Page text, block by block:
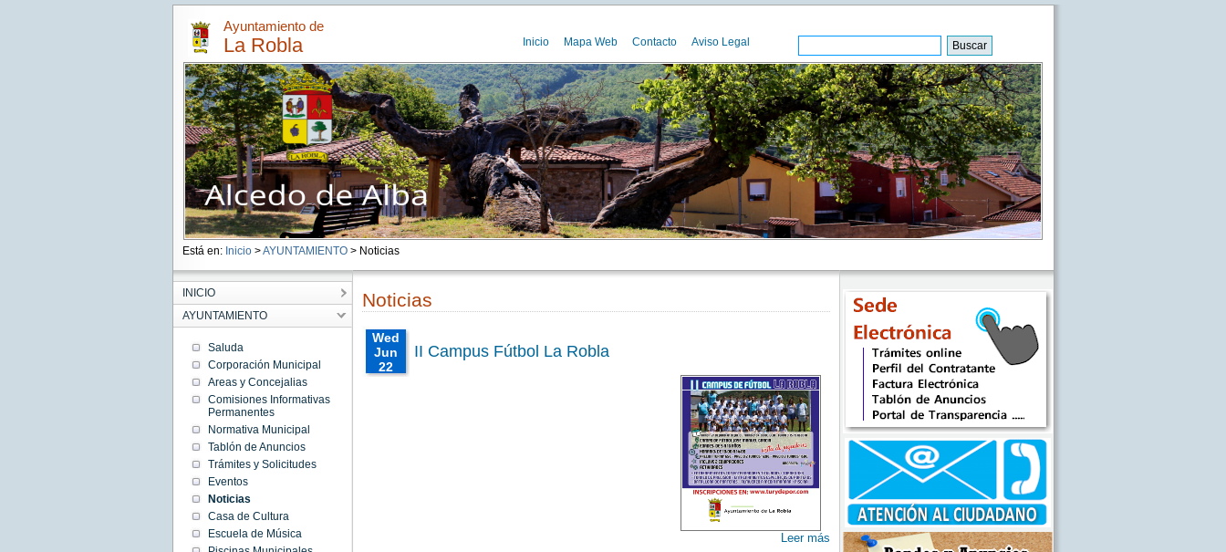
Ayuntamiento de
La Robla Inicio Mapa Web Contacto Aviso Legal
Está en: Inicio >AYUNTAMIENTO> Noticias
INICIO
AYUNTAMIENTO
Saluda
Corporación Municipal
Areas y Concejalias
Comisiones Informativas
Permanentes
Normativa Municipal
Tablón de Anuncios
Trámites y Solicitudes
Eventos
Noticias
Casa de Cultura
Escuela de Música
Noticias
Wed
Jun
22
II Campus Fútbol La Robla
Leer más